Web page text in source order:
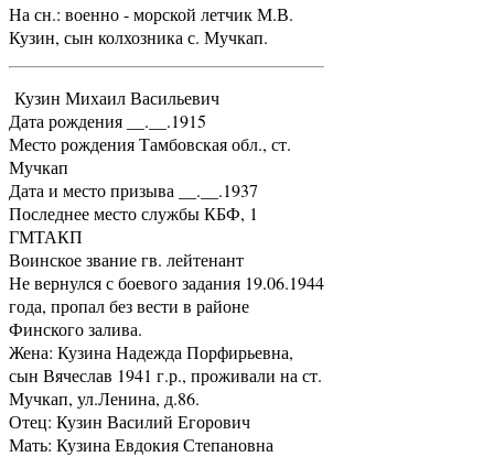
На сн.: военно - морской летчик М.В.
Кузин, сын колхозника с. Мучкап.
Кузин Михаил Васильевич
Дата рождения __.__.1915
Место рождения Тамбовская обл., ст.
Мучкап
Дата и место призыва __.__.1937
Последнее место службы КБФ, 1
ГМТАКП
Воинское звание гв. лейтенант
Не вернулся с боевого задания 19.06.1944
года, пропал без вести в районе
Финского залива.
Жена: Кузина Надежда Порфирьевна,
сын Вячеслав 1941 г.р., проживали на ст.
Мучкап, ул.Ленина, д.86.
Отец: Кузин Василий Егорович
Мать: Кузина Евдокия Степановна